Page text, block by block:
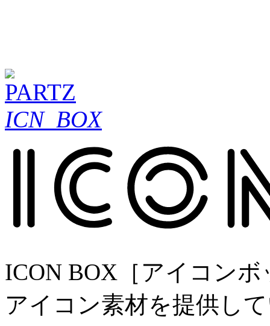
ICN_BOX
ICON BOX［アイコン
アイコン素材を提供し